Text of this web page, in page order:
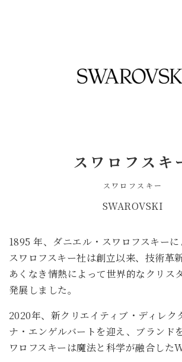
スワロフスキ
スワロフスキー
SWAROVSKI
1895 年、ダニエル・スワロフスキー
スワロフスキー社は創立以来、技術革
あくなき情熱によって世界的なクリス
発展しました。
2020年、新クリエイティブ・ディレク
ナ・エンゲルバートを迎え、ブランド
ワロフスキーは魔法と科学が融合した